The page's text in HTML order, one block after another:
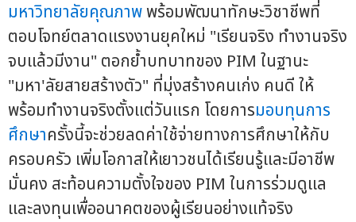
มหาวิทยาลัยคุณภาพพร้อมพัฒนาทักษะวิชาชีพที่
ตอบโจทย์ตลาดแรงงานยุคใหม่ "เรียนจริง ทำงานจริง
จบแล้วมีงาน" ตอกย้ำบทบาทของ PIM ในฐานะ
"มหา'ลัยสายสร้างตัว" ที่มุ่งสร้างคนเก่ง คนดี ให้
พร้อมทำงานจริงตั้งแต่วันแรก โดยการมอบทุนการ
ศึกษาครั้งนี้จะช่วยลดค่าใช้จ่ายทางการศึกษาให้กับ
ครอบครัว เพิ่มโอกาสให้เยาวชนได้เรียนรู้และมีอาชีพ
มั่นคง สะท้อนความตั้งใจของ PIM ในการร่วมดูแล
และลงทุนเพื่ออนาคตของผู้เรียนอย่างแท้จริง